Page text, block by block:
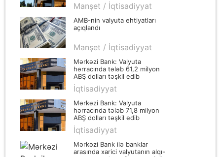
Manşet / İqtisadiyyat
AMB-nin valyuta ehtiyatları
açıqlandı
Manşet / İqtisadiyyat
Mərkəzi Bank: Valyuta
hərracında tələb 61,2 milyon
ABŞ dolları təşkil edib
İqtisadiyyat
Mərkəzi Bank: Valyuta
hərracında tələb 71,8 milyon
ABŞ dolları təşkil edib
İqtisadiyyat
Mərkəzi Bank ilə banklar
arasında xarici valyutanın alqı-